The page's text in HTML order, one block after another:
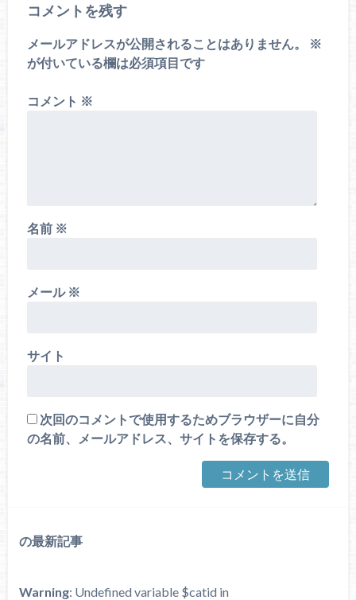
コメントを残す
メールアドレスが公開されることはありません。
※
が付いている欄は必須項目です
コメント ※
名前 ※
メール ※
サイト
次回のコメントで使用するためブラウザーに自分
の名前、メールアドレス、サイトを保存する。
の最新記事
Warning: Undefined variable $catid in